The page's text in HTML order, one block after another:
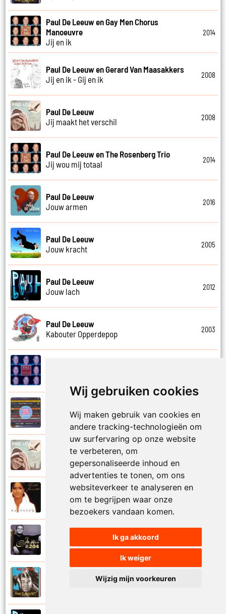
Wij gebruiken cookies
Wij maken gebruik van cookies en
andere tracking-technologieën om
uw surfervaring op onze website
te verbeteren, om
gepersonaliseerde inhoud en
advertenties te tonen, om ons
websiteverkeer te analyseren en
om te begrijpen waar onze
bezoekers vandaan komen.
Ik ga akkoord
Ik weiger
Wijzig mijn voorkeuren
Paul De Leeuw en Gay Men Chorus
Manoeuvre
Jij en ik
2014
Paul De Leeuw en Gerard Van Maasakkers
Jij en ik - Gij en ik
2008
Paul De Leeuw
Jij maakt het verschil
2008
Paul De Leeuw en The Rosenberg Trio
Jij wou mij totaal
2014
Paul De Leeuw
Jouw armen
2016
Paul De Leeuw
Jouw kracht
2005
Paul De Leeuw
Jouw lach
2012
Paul De Leeuw
Kabouter Opperdepop
2003
Katinka
Paul De Leeuw
Kerstmis
Ruth Jacott en Paul De Leeuw
Kijk niet uit
KL 204 (Als ik God was)